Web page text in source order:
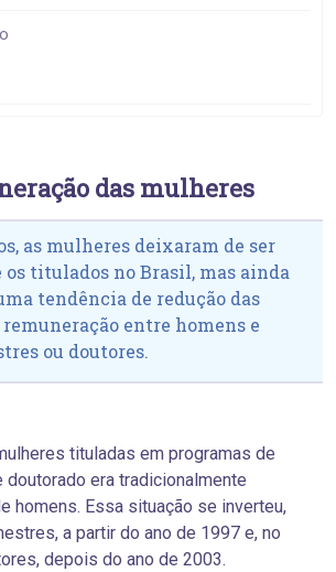
das mulheres
as mulheres deixaram de ser
titulados no Brasil, mas ainda
tendência de redução das
entre homens e
ou doutores.
tituladas em programas de
doutorado era tradicionalmente
homens. Essa situação se inverteu,
a partir do ano de 1997 e, no
depois do ano de 2003.